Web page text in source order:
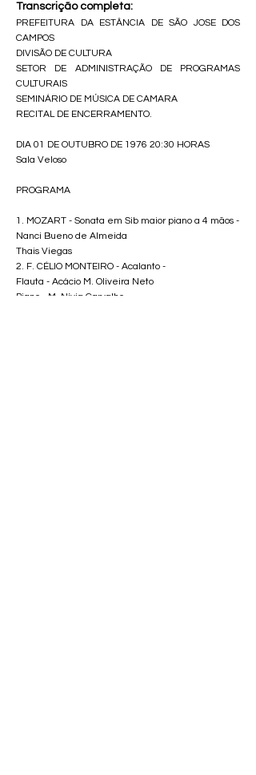
Transcrição completa:
PREFEITURA DA ESTÂNCIA DE SÃO JOSE DOS
CAMPOS
DIVISÃO DE CULTURA
SETOR DE ADMINISTRAÇÃO DE PROGRAMAS
CULTURAIS
SEMINÁRIO DE MÚSICA DE CAMARA
RECITAL DE ENCERRAMENTO.
DIA 01 DE OUTUBRO DE 1976 20:30 HORAS
Sala Veloso
PROGRAMA
1. MOZART - Sonata em Sib maior piano a 4 mãos -
Nanci Bueno de Almeida
Thais Viegas
2. F. CÉLIO MONTEIRO - Acalanto -
Flauta - Acácio M. Oliveira Neto
Piano - M. Nívia Carvalho